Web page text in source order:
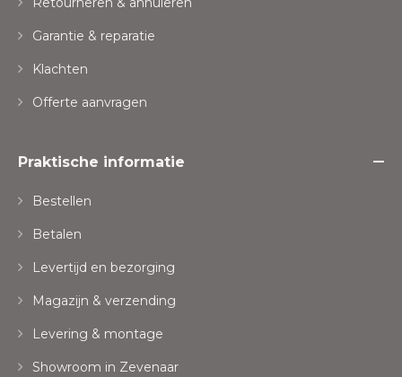
Garantie & reparatie
Klachten
Offerte aanvragen
Praktische informatie
Bestellen
Betalen
Levertijd en bezorging
Magazijn & verzending
Levering & montage
Showroom in Zevenaar